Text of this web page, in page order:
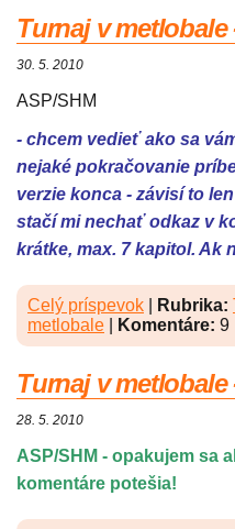
Turnaj v metlobale
30. 5. 2010
ASP/SHM
- chcem vedieť ako sa
nejaké pokračovanie
verzie konca - závisí to
stačí mi nechať odkaz v
krátke, max. 7 kapitol. Ak
Celý príspevok Rubrika:
metlobale
Komentáre: 9
Turnaj v metlobale
28. 5. 2010
ASP/SHM - opakujem sa
komentáre potešia!